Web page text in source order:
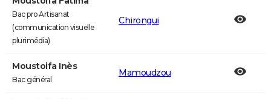
Bac pro Artisanat
(communication visuelle
plurimédia)
Chirongui
Moustoifa Inès
Bac général
Mamoudzou